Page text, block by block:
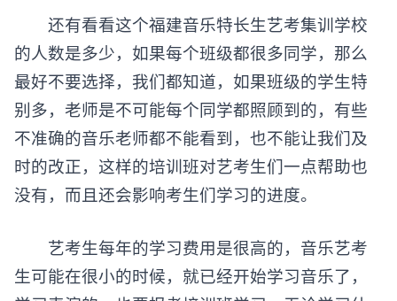
还有看看这个福建音乐特长生艺考集训学校
的人数是多少，如果每个班级都很多同学，那么
最好不要选择，我们都知道，如果班级的学生特
别多，老师是不可能每个同学都照顾到的，有些
不准确的音乐老师都不能看到，也不能让我们及
时的改正，这样的培训班对艺考生们一点帮助也
没有，而且还会影响考生们学习的进度。
艺考生每年的学习费用是很高的，音乐艺考
生可能在很小的时候，就已经开始学习音乐了，